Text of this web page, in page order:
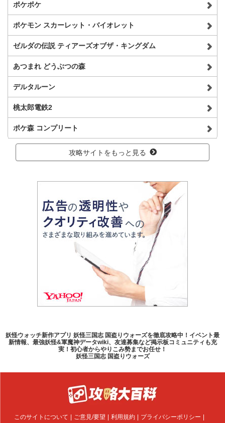
ポケポケ
ポケモン スカーレット・バイオレット
ゼルダの伝説 ティアーズオブザ・キングダム
あつまれ どうぶつの森
デルタルーン
桃太郎電鉄2
ポケ森 コンプリート
攻略サイトをもっと見る
妖怪ウォッチ新作アプリ 妖怪三国志 国盗りウォーズを徹底攻略中！イベント最
新情報、最強妖怪&軍魔神データwiki、友達募集など掲示板コミュニティも充
実！初心者からやりこみ勢までお任せ！
妖怪三国志 国盗りウォーズ
このサイトについて ご意見/要望 利用規約 プライバシーポリシー